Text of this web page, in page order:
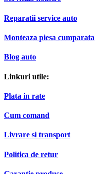
Reparatii service auto
Monteaza piesa cumparata
Blog auto
Linkuri utile:
Plata in rate
Cum comand
Livrare si transport
Politica de retur